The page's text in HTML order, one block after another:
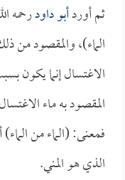
ثم أوردأبو داودرحمه
الماء)، والمقصود من
الاغتسال إنما يكون
المقصود به ماء
فمعنى: (الماء من
الذي هو المني.